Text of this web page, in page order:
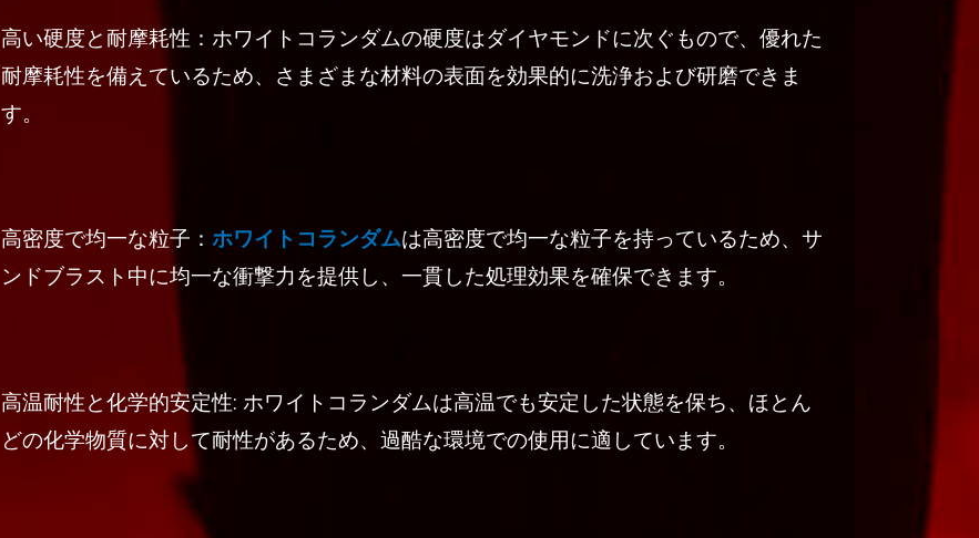
高い硬度と耐摩耗性：ホワイトコランダムの硬度はダイヤモンドに次ぐもので、優れた
耐摩耗性を備えているため、さまざまな材料の表面を効果的に洗浄および研磨できま
す。
高密度で均一な粒子： ホワイトコランダムは高密度で均一な粒子を持っているため、サ
ンドブラスト中に均一な衝撃力を提供し、一貫した処理効果を確保できます。
高温耐性と化学的安定性: ホワイトコランダムは高温でも安定した状態を保ち、ほとん
どの化学物質に対して耐性があるため、過酷な環境での使用に適しています。